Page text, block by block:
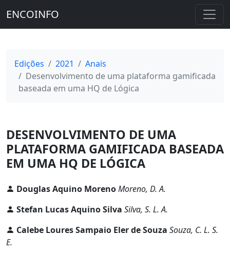
ENCOINFO
Edições 2021
Anais
Desenvolvimento de uma plataforma gamificada
baseada em uma HQ de Lógica
DESENVOLVIMENTO DE UMA
PLATAFORMA GAMIFICADA BASEADA
EM UMA HQ DE LÓGICA
Douglas Aquino MorenoMoreno, D. A.
Stefan Lucas Aquino Silva Silva, S. L. A.
Calebe Loures Sampaio Eler de Souza Souza, C. L. S.
E.